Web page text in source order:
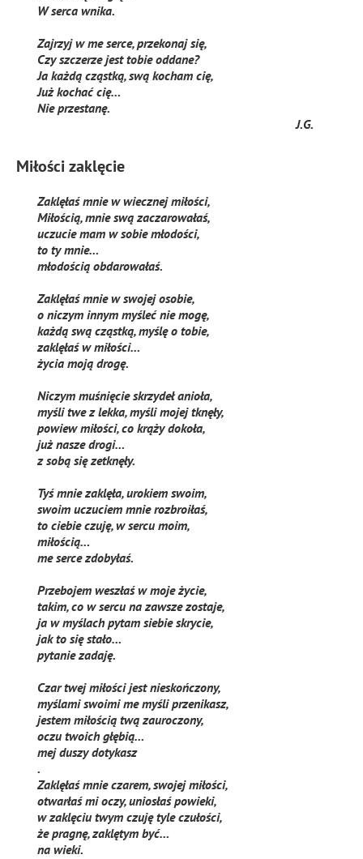
W serca wnika.
Zajrzyj w me serce, przekonaj się,
Czy szczerze jest tobie oddane?
Ja każdą cząstką, swą kocham cię,
Już kochać cię…
Nie przestanę.
J.G.
Miłości zaklęcie
Zaklęłaś mnie w wiecznej miłości,
Miłością, mnie swą zaczarowałaś,
uczucie mam w sobie młodości,
to ty mnie…
młodością obdarowałaś.
Zaklęłaś mnie w swojej osobie,
o niczym innym myśleć nie mogę,
każdą swą cząstką, myślę o tobie,
zaklęłaś w miłości…
życia moją drogę.
Niczym muśnięcie skrzydeł anioła,
myśli twe z lekka, myśli mojej tknęły,
powiew miłości, co krąży dokoła,
już nasze drogi…
z sobą się zetknęły.
Tyś mnie zaklęła, urokiem swoim,
swoim uczuciem mnie rozbroiłaś,
to ciebie czuję, w sercu moim,
miłością…
me serce zdobyłaś.
Przebojem weszłaś w moje życie,
takim, co w sercu na zawsze zostaje,
ja w myślach pytam siebie skrycie,
jak to się stało…
pytanie zadaję.
Czar twej miłości jest nieskończony,
myślami swoimi me myśli przenikasz,
jestem miłością twą zauroczony,
oczu twoich głębią…
mej duszy dotykasz
.
Zaklęłaś mnie czarem, swojej miłości,
otwarłaś mi oczy, uniosłaś powieki,
w zaklęciu twym czuję tyle czułości,
że pragnę, zaklętym być…
na wieki.